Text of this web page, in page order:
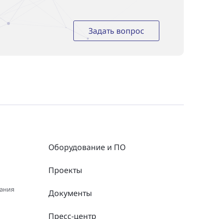
Задать вопрос
Оборудование и ПО
Проекты
Документы
Пресс-центр